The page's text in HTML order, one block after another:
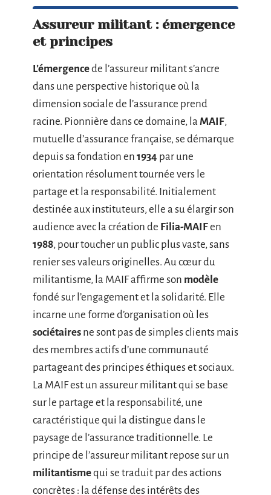
Assureur militant : émergence
et principes
L’émergencede l’assureur militant s’ancre
dans une perspective historique où la
dimension sociale de l’assurance prend
racine. Pionnière dans ce domaine, la MAIF,
mutuelle d’assurance française, se démarque
depuis sa fondation en 1934 par une
orientation résolument tournée vers le
partage et la responsabilité. Initialement
destinée aux instituteurs, elle a su élargir son
audience avec la création de Filia-MAIFen
1988, pour toucher un public plus vaste, sans
renier ses valeurs originelles. Au cœur du
militantisme, la MAIF affirme son modèle
fondé sur l’engagement et la solidarité. Elle
incarne une forme d’organisation où les
sociétaires ne sont pas de simples clients mais
des membres actifs d’une communauté
partageant des principes éthiques et sociaux.
La MAIF est un assureur militant qui se base
sur le partage et la responsabilité, une
caractéristique qui la distingue dans le
paysage de l’assurance traditionnelle. Le
principe de l’assureur militant repose sur un
militantismequi se traduit par des actions
concrètes : la défense des intérêts des